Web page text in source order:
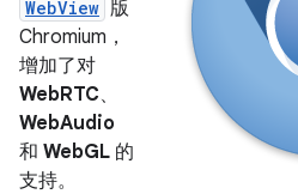
WebView 版
Chromium，
增加了对
WebRTC、
WebAudio
和 WebGL 的
支持。